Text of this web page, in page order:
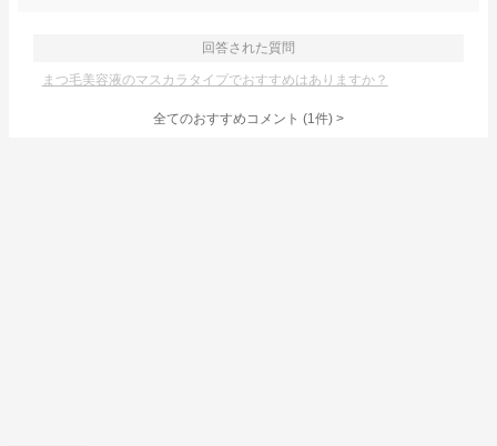
回答された質問
まつ毛美容液のマスカラタイプでおすすめはありますか？
全てのおすすめコメント (1件) >